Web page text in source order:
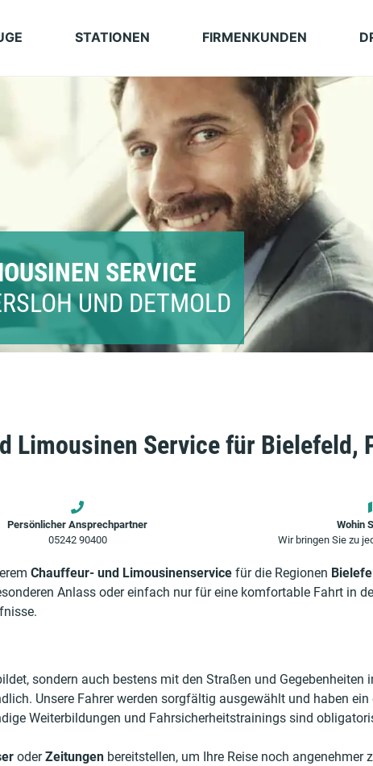
STATIONEN FIRMENKUNDEN
SERVICE
UND DETMOLD
Limousinen Servicefür Bielefeld,
Persönlicher Ansprechpartner
05242 90400
Wohin
Wir bringen Sie zu
Chauffeur- und Limousinenservice für die Regionen
Anlass oder einfach nur für eine komfortable Fahrt in
sondern auch bestens mit den Straßen und Gegebenheiten
Unsere Fahrer werden sorgfältig ausgewählt und haben
Weiterbildungen und Fahrsicherheitstrainings sind
oderZeitungen bereitstellen, um Ihre Reise noch angenehmer